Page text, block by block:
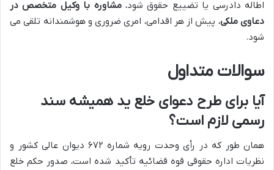
اطاله دادرسی یا تضییع حقوق شود،مشاوره با وکیل متخصص در
دعاوی ملکی، پیش از هر اقدامی، امری ضروری و هوشمندانه تلقی می
شود.
سوالات متداول
آیا برای طرح دعوای خلع ید همیشه سند
رسمی لازم است؟
همان طور که در رأی وحدت رویه شماره ۶۷۲ دیوان عالی کشور و
نظریات اداره حقوقی قوه قضائیه تأکید شده است، صدور حکم خلع